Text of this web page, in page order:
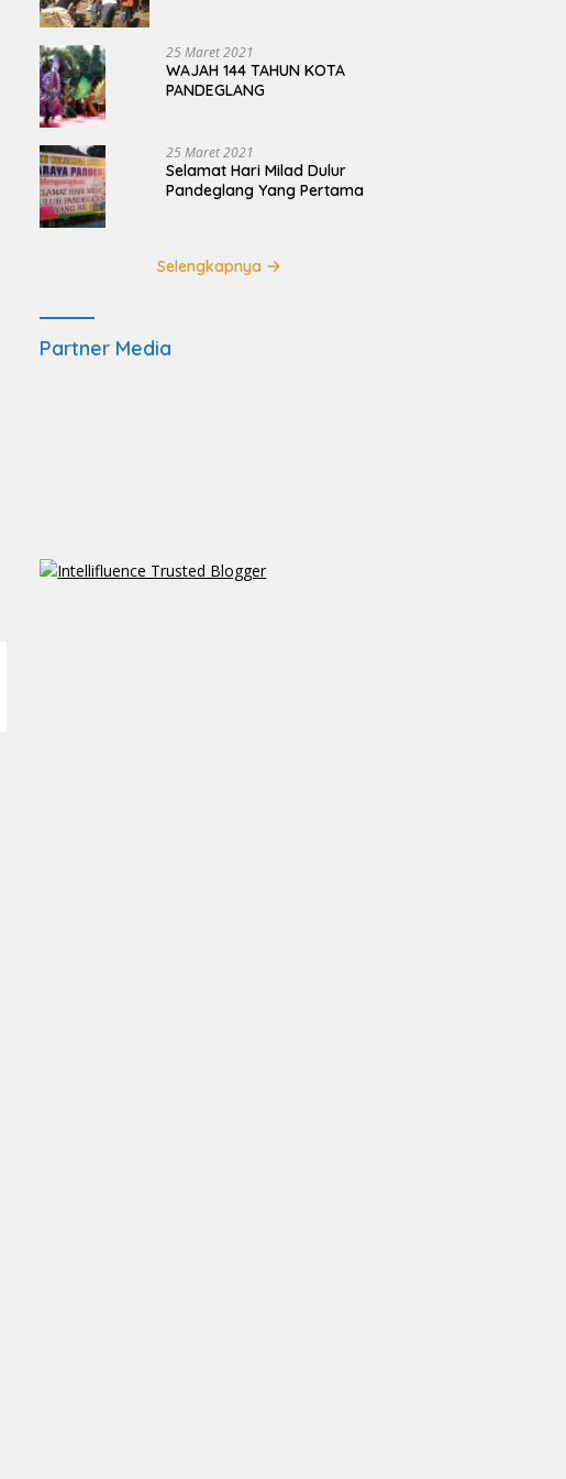
25 Maret 2021
WAJAH 144 TAHUN KOTA
PANDEGLANG
25 Maret 2021
Selamat Hari Milad Dulur
Pandeglang Yang Pertama
Selengkapnya
Partner Media